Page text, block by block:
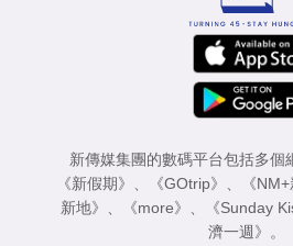
新傳媒集團的數碼平台包括多個
《新假期》 、 《GOtrip》 、 《
新地》 、 《more》 、 《Sunday
濟一週》 。